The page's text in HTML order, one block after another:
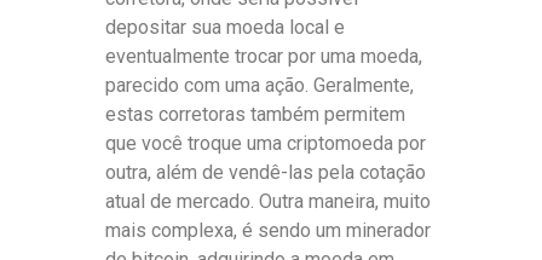
depositar sua moeda local e
eventualmente trocar por uma moeda,
parecido com uma ação. Geralmente,
estas corretoras também permitem
que você troque uma criptomoeda por
outra, além de vendê-las pela cotação
atual de mercado. Outra maneira, muito
mais complexa, é sendo um minerador